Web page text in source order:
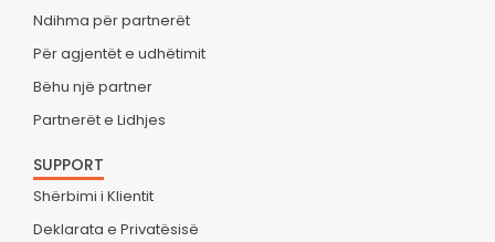
Ndihma për partnerët
Për agjentët e udhëtimit
Bëhu një partner
Partnerët e Lidhjes
SUPPORT
Shërbimi i Klientit
Deklarata e Privatësisë